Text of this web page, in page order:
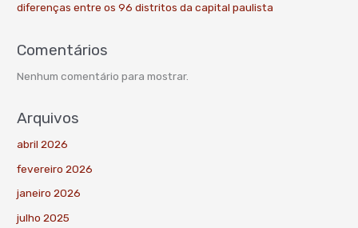
diferenças entre os 96 distritos da capital paulista
Comentários
Nenhum comentário para mostrar.
Arquivos
abril 2026
fevereiro 2026
janeiro 2026
julho 2025